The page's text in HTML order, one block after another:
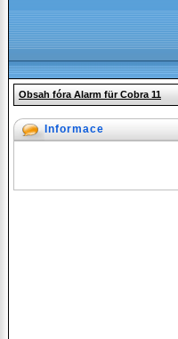
Obsah fóra Alarm für Cobra 11
Informace